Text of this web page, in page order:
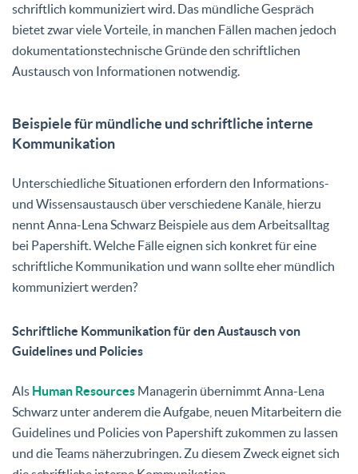
schriftlich kommuniziert wird. Das mündliche Gespräch
bietet zwar viele Vorteile, in manchen Fällen machen jedoch
dokumentationstechnische Gründe den schriftlichen
Austausch von Informationen notwendig.
Beispiele für mündliche und schriftliche interne
Kommunikation
Unterschiedliche Situationen erfordern den Informations-
und Wissensaustausch über verschiedene Kanäle, hierzu
nennt Anna-Lena Schwarz Beispiele aus dem Arbeitsalltag
bei Papershift. Welche Fälle eignen sich konkret für eine
schriftliche Kommunikation und wann sollte eher mündlich
kommuniziert werden?
Schriftliche Kommunikation für den Austausch von
Guidelines und Policies
Als Human Resources Managerin übernimmt Anna-Lena
Schwarz unter anderem die Aufgabe, neuen Mitarbeitern die
Guidelines und Policies von Papershift zukommen zu lassen
und die Teams näherzubringen. Zu diesem Zweck eignet sich